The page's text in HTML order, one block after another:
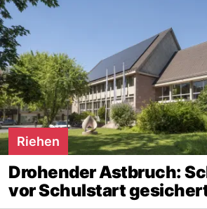
Riehen
Drohender Astbruch:
vor Schulstart